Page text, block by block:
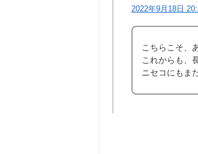
2022年9月18日
こちらこそ、
これからも、
ニセコにもま